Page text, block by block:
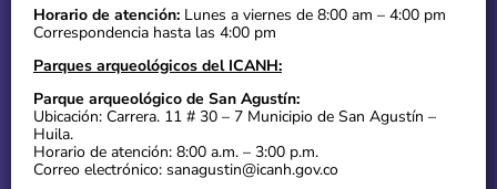
Horario de atención: Lunes a viernes de 8:00 am – 4:00 pm
Correspondencia hasta las 4:00 pm
Parques arqueológicos del ICANH:
Parque arqueológico de San Agustín:
Ubicación: Carrera. 11 # 30 – 7 Municipio de San Agustín –
Huila.
Horario de atención: 8:00 a.m. – 3:00 p.m.
Correo electrónico: sanagustin@icanh.gov.co